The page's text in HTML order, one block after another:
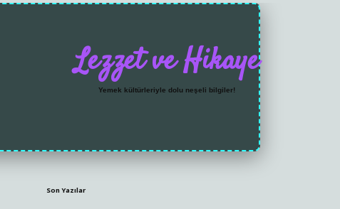
Lezzet ve Hikaye
Yemek kültürleriyle dolu neşeli bilgiler!
Sidebar
Son Yazılar